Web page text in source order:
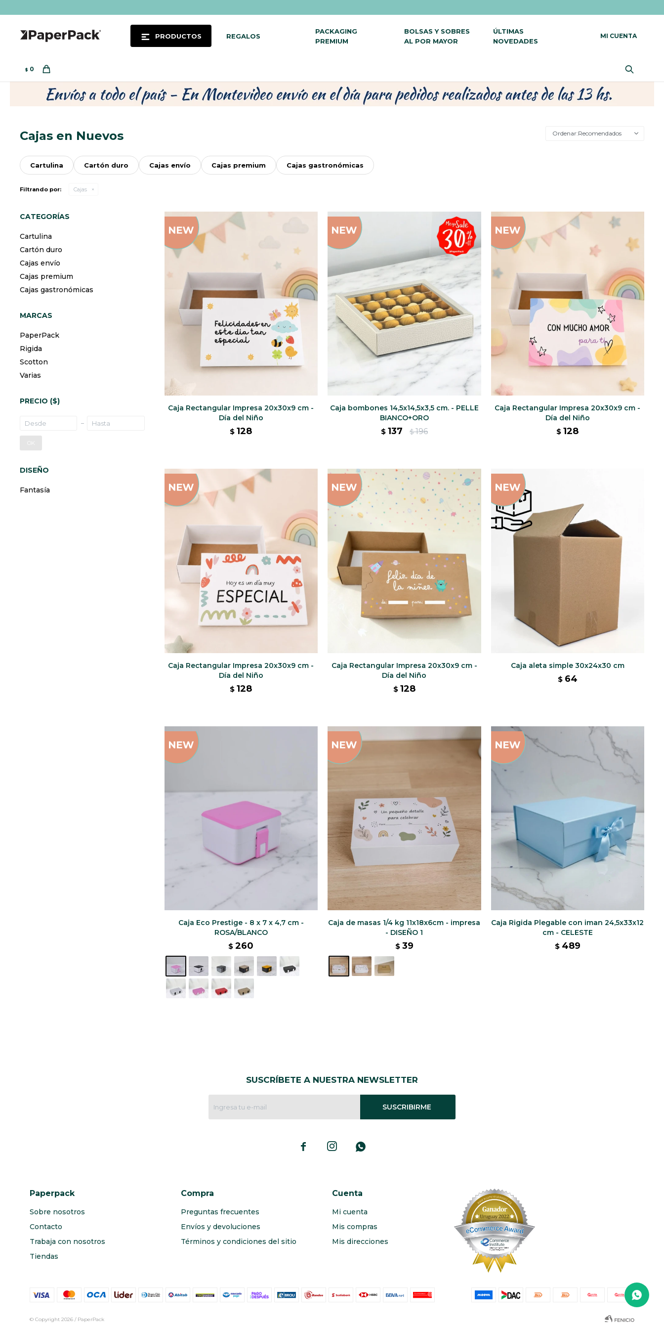
PRODUCTOS REGALOS
PACKAGING
PREMIUM
BOLSAS Y SOBRES
AL POR MAYOR
ÚLTIMAS
NOVEDADES
$ 0
Cajas en Nuevos Recomendados
Cartulina Cartón duro Cajas envío Cajas premium Cajas gastronómicas
Filtrando por: Cajas
Caja Rectangular Impresa 20x30x9 cm -
Día del Niño
$ 128
Caja bombones 14,5x14,5x3,5 cm. - PELLE
BIANCO+ORO
$ 137 $ 196
Caja Rectangular Impresa 20x30x9 cm -
Día del Niño
$ 128
Caja Rectangular Impresa 20x30x9 cm -
Día del Niño
$ 128
Caja Rectangular Impresa 20x30x9 cm -
Día del Niño
$ 128
Caja aleta simple 30x24x30 cm
$ 64
Caja Eco Prestige - 8 x 7 x 4,7 cm -
ROSA/BLANCO
$ 260
Caja de masas 1/4 kg 11x18x6cm - impresa
- DISEÑO 1
$ 39
Caja Rigida Plegable con iman 24,5x33x12
cm - CELESTE
$ 489
CATEGORÍAS
Cartulina
Cartón duro
Cajas envío
Cajas premium
Cajas gastronómicas
MARCAS
PaperPack
Rigida
Scotton
Varias
PRECIO ($)
OK
DISEÑO
Fantasía
SUSCRÍBETE A NUESTRA NEWSLETTER
SUSCRIBIRME
  
Paperpack
Sobre nosotros
Contacto
Trabaja con nosotros
Tiendas
Compra
Preguntas frecuentes
Envíos y devoluciones
Términos y condiciones del sitio
Cuenta
Mi cuenta
Mis compras
Mis direcciones
© Copyright 2026 / PaperPack